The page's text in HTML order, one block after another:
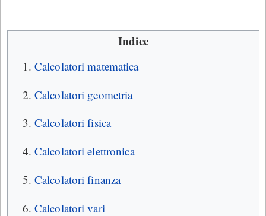
Indice
Calcolatori matematica
Calcolatori geometria
Calcolatori fisica
Calcolatori elettronica
Calcolatori finanza
Calcolatori vari